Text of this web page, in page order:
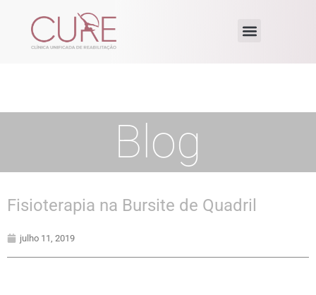
Blog
Fisioterapia na Bursite de Quadril
julho 11, 2019